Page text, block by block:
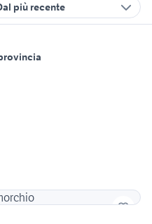
più recente